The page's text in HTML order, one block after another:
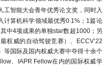
科学基金委、中国教师发
南京大学计算机科 学与技术
工智能大会青年优秀论文奖，同时入
计算机科学领域最优秀0.1% ； 1篇论
中4项成果的单独star数超1000；另
最权威的自动驾驶竞赛）、
ECCV’22
等国际及国内权威大赛中夺得十余个
、 IAPR Fellow在内的国际权威学